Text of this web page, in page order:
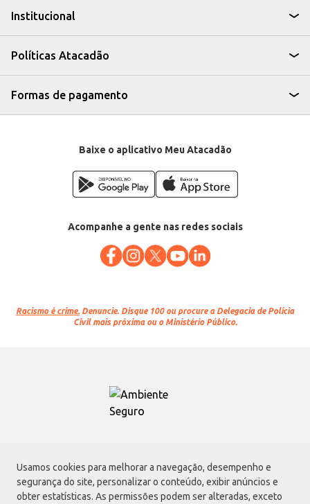
Usamos cookies para melhorar a navegação, desempenho e
segurança do site, personalizar o conteúdo, exibir anúncios e
obter estatísticas. As permissões podem ser alteradas, exceto
Institucional
Políticas Atacadão
Formas de pagamento
Baixe o aplicativo Meu Atacadão
Acompanhe a gente nas redes sociais
Racismo é crime. Denuncie. Disque 100 ou procure a Delegacia de Polícia
Civil mais próxima ou o Ministério Público.
Atacadão S.A.
Avenida Morvan Dias de Figueiredo, 6169, Vila Maria, São Paulo - SP | CEP
02170-901 | CNPJ: 75.315.333/0001-09